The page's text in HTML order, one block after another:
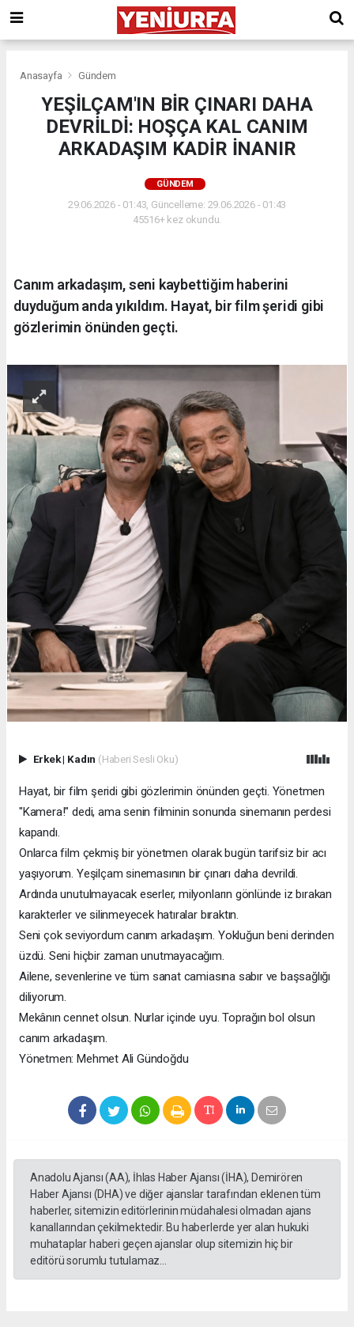
Anasayfa Gündem
YEŞİLÇAM'IN BİR ÇINARI DAHA
DEVRİLDİ: HOŞÇA KAL CANIM
ARKADAŞIM KADİR İNANIR
GÜNDEM
29.06.2026 - 01:43, Güncelleme: 29.06.2026 - 01:43
45516+ kez okundu.
Canım arkadaşım, seni kaybettiğim haberini
duyduğum anda yıkıldım. Hayat, bir film şeridi gibi
gözlerimin önünden geçti.
Erkek| Kadın (Haberi Sesli Oku)
Hayat, bir film şeridi gibi gözlerimin önünden geçti. Yönetmen
"Kamera!" dedi, ama senin filminin sonunda sinemanın perdesi
kapandı.
Onlarca film çekmiş bir yönetmen olarak bugün tarifsiz bir acı
yaşıyorum. Yeşilçam sinemasının bir çınarı daha devrildi.
Ardında unutulmayacak eserler, milyonların gönlünde iz bırakan
karakterler ve silinmeyecek hatıralar bıraktın.
Seni çok seviyordum canım arkadaşım. Yokluğun beni derinden
üzdü. Seni hiçbir zaman unutmayacağım.
Ailene, sevenlerine ve tüm sanat camiasına sabır ve başsağlığı
diliyorum.
Mekânın cennet olsun. Nurlar içinde uyu. Toprağın bol olsun
canım arkadaşım.
Yönetmen: Mehmet Ali Gündoğdu
Anadolu Ajansı (AA), İhlas Haber Ajansı (İHA), Demirören
Haber Ajansı (DHA) ve diğer ajanslar tarafından eklenen tüm
haberler, sitemizin editörlerinin müdahalesi olmadan ajans
kanallarından çekilmektedir. Bu haberlerde yer alan hukuki
muhataplar haberi geçen ajanslar olup sitemizin hiç bir
editörü sorumlu tutulamaz...